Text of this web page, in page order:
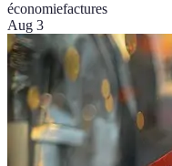
économiefactures
Aug 3